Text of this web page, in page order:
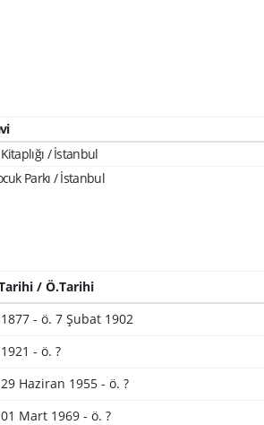
/ İstanbul
Parkı / İstanbul
/ Ö.Tarihi
- ö. 7 Şubat 1902
- ö. ?
Haziran 1955 - ö. ?
Mart 1969 - ö. ?